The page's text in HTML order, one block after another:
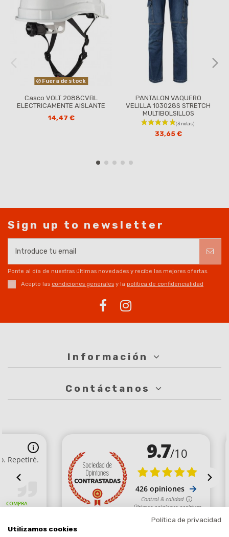
Fuera de stock
Casco VOLT 2088CVBL
ELECTRICAMENTE AISLANTE
14,47 €
PANTALON VAQUERO
VELILLA 103028S STRETCH
MULTIBOLSILLOS
33,65 €
Sign up to newsletter
Ponte al día de nuestras últimas novedades y recibe las mejores ofertas.
Acepto las condiciones generales y la política de confidencialidad
Información
Contáctanos
Política de privacidad
Utilizamos cookies